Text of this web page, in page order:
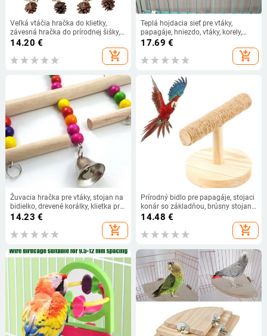
Veľká vtáčia hračka do klietky,
závesná hračka do prírodnej šišky,
žuvacia hračka na papagáje,
lezecká hojdačka pre hrdličky,
kakadu.
14.20 €
add_shopping_cart
Teplá hojdacia sieť pre vtáky,
papagáje, hniezdo, vtáky, korely,
škrečky, činčily, klietka, spací pelech,
malé domáce zvieratá, vtáky,
potreby, veľkosť S/L
17.69 €
add_shopping_cart
Žuvacia hračka pre vtáky, stojan na
bidielko, drevené korálky, klietka pre
papagáje so závesným hákom
14.23 €
add_shopping_cart
Prírodný bidlo pre papagáje, stojaci
konár so základňou, brúsny stojan
na pazúry pre malé vtáky,
14.48 €
add_shopping_cart